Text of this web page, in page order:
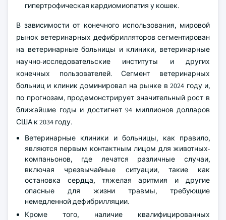
гипертрофическая кардиомиопатия у кошек.
В зависимости от конечного использования, мировой
рынок ветеринарных дефибрилляторов сегментирован
на ветеринарные больницы и клиники, ветеринарные
научно-исследовательские институты и других
конечных пользователей. Сегмент ветеринарных
больниц и клиник доминировал на рынке в 2024 году и,
по прогнозам, продемонстрирует значительный рост в
ближайшие годы и достигнет 94 миллионов долларов
США к 2034 году.
Ветеринарные клиники и больницы, как правило,
являются первым контактным лицом для животных-
компаньонов, где лечатся различные случаи,
включая чрезвычайные ситуации, такие как
остановка сердца, тяжелая аритмия и другие
опасные для жизни травмы, требующие
немедленной дефибрилляции.
Кроме того, наличие квалифицированных